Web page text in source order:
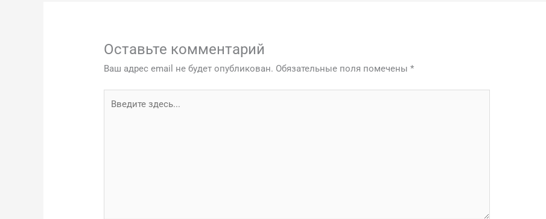
Оставьте комментарий
Ваш адрес email не будет опубликован. Обязательные поля помечены*
здесь...